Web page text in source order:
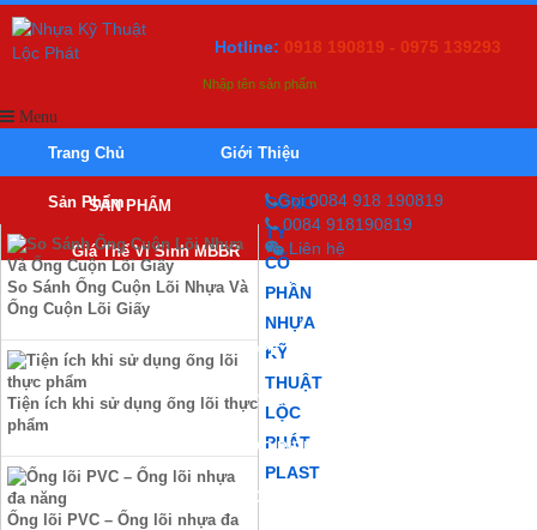
Hotline: 0918 190819 - 0975 139293
Menu
Trang Chủ Giới Thiệu
Sản Phẩm
Giá Thể Vi Sinh MBBR
Ống Nhựa
Ống Nhựa HDPE – HDPE PIPE
Ống Nhựa PPR – PPR PIPE
Ống Nhựa UPVC U.PVC PIPE
Ống Luồn Dây Điện UPVC
SẢN PHẨM
So Sánh Ống Cuộn Lõi Nhựa Và
Ống Cuộn Lõi Giấy
Tiện ích khi sử dụng ống lõi thực
phẩm
Ống lõi PVC – Ống lõi nhựa đa
CÔNG
TY
CỔ
PHẦN
NHỰA
KỸ
THUẬT
LỘC
PHÁT
PLAST
Gọi 0084 918 190819
0084 918190819
Liên hệ